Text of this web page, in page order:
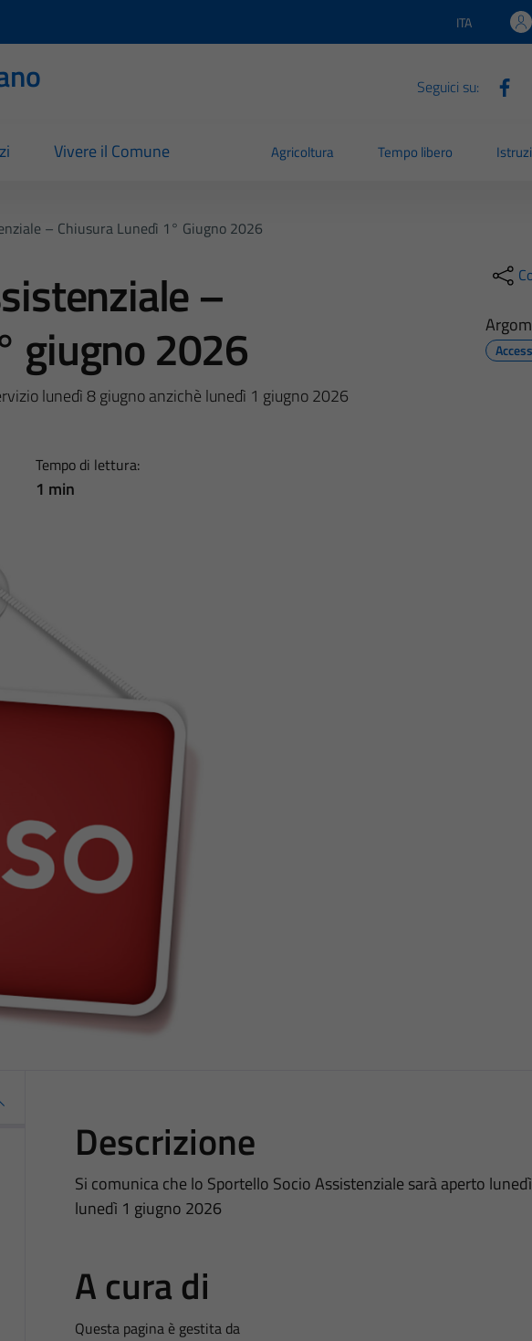
Lingua attiva:
ITA
Seguici su:
Vivere il Comune Agricoltura Tempo libero
– Chiusura Lunedì 1° Giugno 2026
–
giugno 2026
lunedì 8 giugno anzichè lunedì 1 giugno 2026
Tempo di lettura:
1 min
Descrizione
Si comunica che lo Sportello Socio Assistenziale sarà aperto
lunedì 1 giugno 2026
A cura di
Questa pagina è gestita da